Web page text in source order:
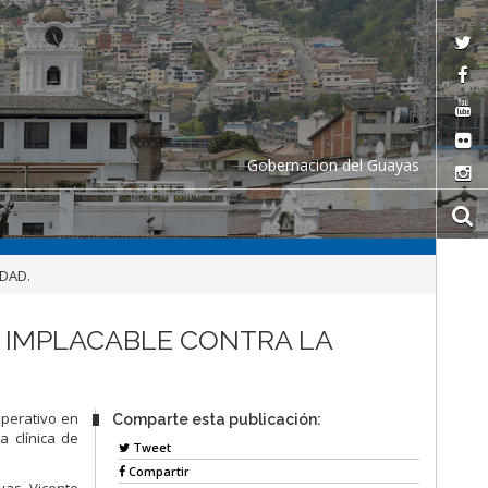
Gobernacion del Guayas
CONTRA LA
en
clínica de
Comparte esta publicación:
Tweet
Compartir